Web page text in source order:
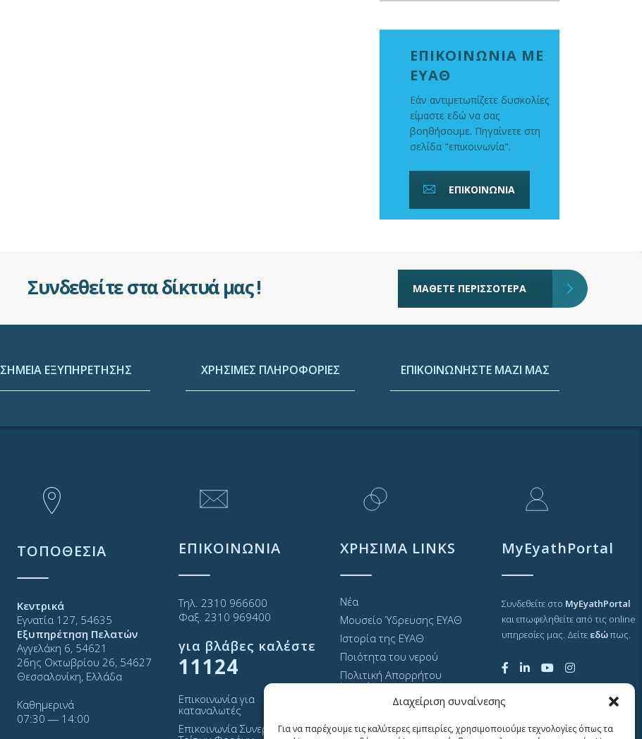
Διαχείριση συναίνεσης
Για να παρέχουμε τις καλύτερες εμπειρίες, χρησιμοποιούμε τεχνολογίες όπως τα
ΕΠΙΚΟΙΝΩΝΙΑ ΜΕ
ΕΥΑΘ
Εάν αντιμετωπίζετε δυσκολίες
είμαστε εδώ να σας
βοηθήσουμε. Πηγαίνετε στη
σελίδα "επικοινωνία".
ΕΠΙΚΟΙΝΩΝΙΑ
Συνδεθείτε στα δίκτυά μας ! ΜΑΘΕΤΕ ΠΕΡΙΣΣΟΤΕΡΑ
ΣΗΜΕΙΑ ΕΞΥΠΗΡΕΤΗΣΗΣ ΧΡΗΣΙΜΕΣ ΠΛΗΡΟΦΟΡΙΕΣ ΕΠΙΚΟΙΝΩΝΗΣΤΕ ΜΑΖΙ ΜΑΣ
ΤΟΠΟΘΕΣΙΑ
Κεντρικά
Εγνατία 127, 54635
Εξυπηρέτηση Πελατών
Αγγελάκη 6, 54621
26ης Οκτωβρίου 26, 54627
Θεσσαλονίκη, Ελλάδα
Καθημερινά
07:30 ― 14:00
ΕΠΙΚΟΙΝΩΝΙΑ
Τηλ. 2310 966600
Φαξ. 2310 969400
για βλάβες καλέστε
11124
Επικοινωνία για
καταναλωτές
Επικοινωνία Συνεργατών και
ΧΡΗΣΙΜΑ LINKS
Νέα
Μουσείο Ύδρευσης ΕΥΑΘ
Ιστορία της ΕΥΑΘ
Ποιότητα του νερού
Πολιτική Απορρήτου
Ιστοτόπου
GDPR και προσωπικά
Sitemap
MyEyathPortal
Συνδεθείτε στο MyEyathPortal
και επωφεληθείτε από τις online
υπηρεσίες μας. Δείτε εδώπως.